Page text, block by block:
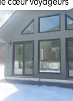
cœur voyageurs